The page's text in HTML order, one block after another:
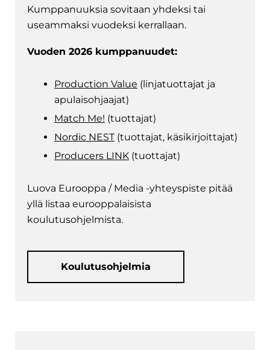
Kumppanuuksia sovitaan yhdeksi tai
useammaksi vuodeksi kerrallaan.
Vuoden 2026 kumppanuudet:
Production Value (linjatuottajat ja
apulaisohjaajat)
Match Me! (tuottajat)
Nordic NEST(tuottajat, käsikirjoittajat)
Producers LINK (tuottajat)
Luova Eurooppa / Media -yhteyspiste pitää
yllä listaa eurooppalaisista
koulutusohjelmista.
Koulutusohjelmia